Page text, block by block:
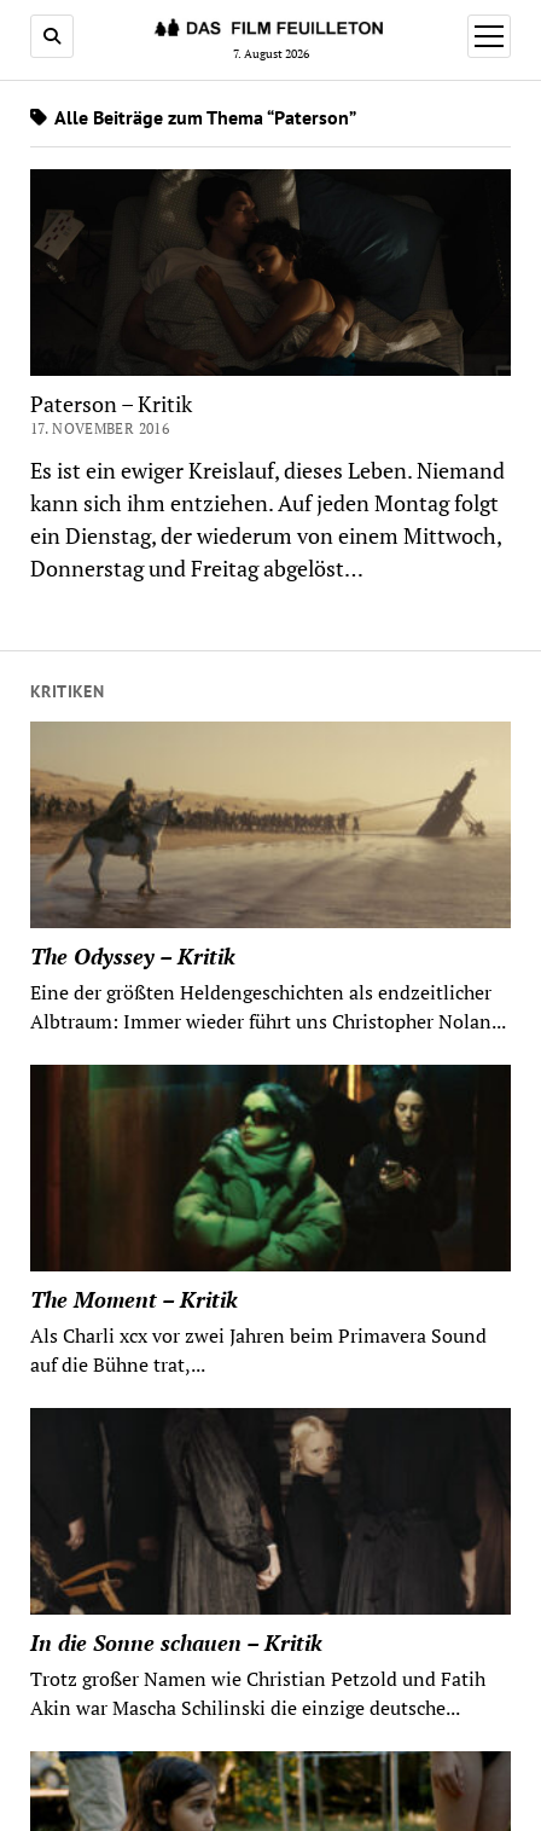
7. August 2026
Menü
öffnen
KRITIKEN
The Odyssey – Kritik
Eine der größten Heldengeschichten als endzeitlicher
Albtraum: Immer wieder führt uns Christopher Nolan...
The Moment – Kritik
Als Charli xcx vor zwei Jahren beim Primavera Sound
auf die Bühne trat,...
In die Sonne schauen – Kritik
Trotz großer Namen wie Christian Petzold und Fatih
Akin war Mascha Schilinski die einzige deutsche...
Alle Beiträge zum Thema “Paterson”
Paterson – Kritik
17. NOVEMBER 2016
Es ist ein ewiger Kreislauf, dieses Leben. Niemand
kann sich ihm entziehen. Auf jeden Montag folgt
ein Dienstag, der wiederum von einem Mittwoch,
Donnerstag und Freitag abgelöst…